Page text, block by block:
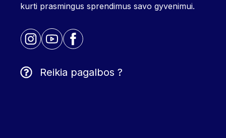
kurti prasmingus sprendimus savo gyvenimui.
Reikia pagalbos ?